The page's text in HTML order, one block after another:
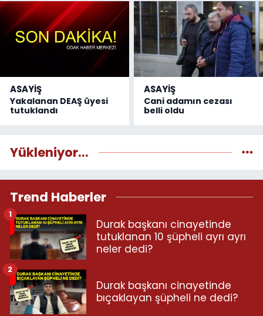
ASAYİŞ
Yakalanan DEAŞ üyesi
tutuklandı
ASAYİŞ
Cani adamın cezası
belli oldu
Yükleniyor...
Trend Haberler
Durak başkanı cinayetinde
tutuklanan 10 şüpheli ayrı ayrı
neler dedi?
1
Durak başkanı cinayetinde
bıçaklayan şüpheli ne dedi?
2